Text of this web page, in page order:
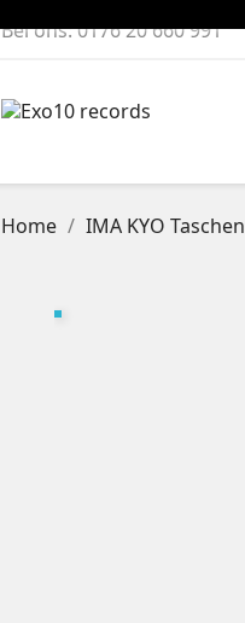
Bel ons:0176 20 660 991
Home IMA KYO Taschen